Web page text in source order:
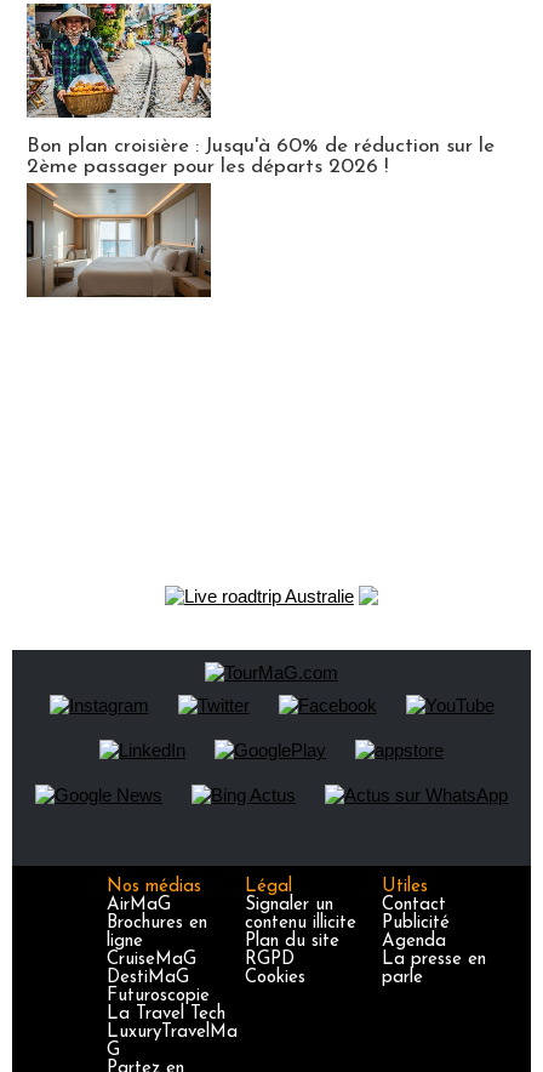
Bon plan croisière : Jusqu'à 60% de réduction sur le
2ème passager pour les départs 2026 !
Nos médias
AirMaG
Brochures en
ligne
CruiseMaG
DestiMaG
Futuroscopie
La Travel Tech
LuxuryTravelMa
G
Légal
Signaler un
contenu illicite
Plan du site
RGPD
Cookies
Utiles
Contact
Publicité
Agenda
La presse en
parle